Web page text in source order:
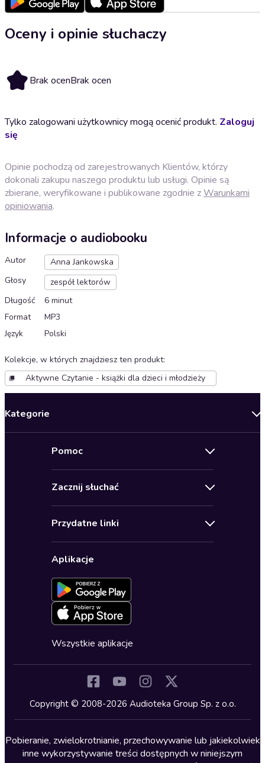
Oceny i opinie słuchaczy
Brak ocenBrak ocen
Tylko zalogowani użytkownicy mogą ocenić produkt. Zaloguj
się
Opinie pochodzą od zarejestrowanych Klientów, którzy
dokonali zakupu naszego produktu lub usługi. Opinie są
zbierane, weryfikowane i publikowane zgodnie zWarunkami
opiniowania.
Informacje o audiobooku
Autor
Anna Jankowska
Głosy
zespół lektorów
Długość
6 minut
Format
MP3
Język
Polski
Kolekcje, w których znajdziesz ten produkt:
Aktywne Czytanie - książki dla dzieci i młodzieży
Kategorie
Biznes, marketing, ekonomia
Dla młodzieży
Kryminały
Lektury szkolne
Literatura anglojęzyczna
Pomoc
Pomoc
Ustawienia prywatności
Formularz zgłaszania nielegalnych treści
Deklaracja dostępności
Zacznij słuchać
Karnety
Oferta dla firm i bibliotek
Przydatne linki
Dołącz do newslettera
Blog
Zapowiedzi
Cykle audiobooków
Aplikacje
Wszystkie aplikacje
Copyright © 2008-2026 Audioteka Group Sp. z o.o.
Pobieranie, zwielokrotnianie, przechowywanie lub jakiekolwiek
inne wykorzystywanie treści dostępnych w niniejszym